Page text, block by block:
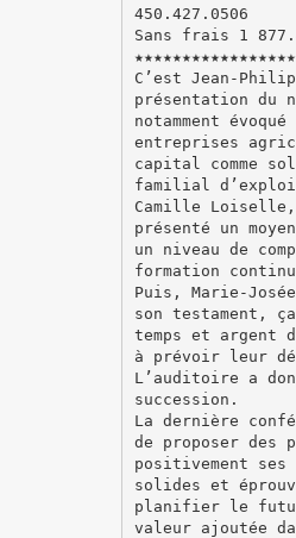
450.427.0506
Sans frais 1
C’est Jean-
présentation du
notamment
entreprises
capital comme
familial
Camille
présenté un
un niveau de
formation
Puis, Marie-
son testament,
temps et argent
à prévoir leur
L’auditoire a
succession.
La dernière
de proposer des
positivement
solides et
planifier le
valeur ajoutée